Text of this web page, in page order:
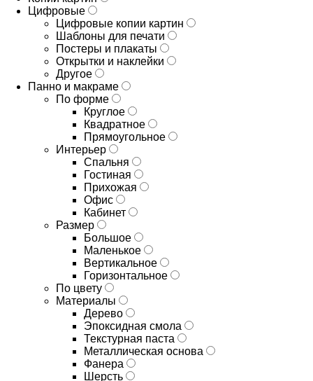
Цифровые
Цифровые копии картин
Шаблоны для печати
Постеры и плакаты
Открытки и наклейки
Другое
Панно и макраме
По форме
Круглое
Квадратное
Прямоугольное
Интерьер
Спальня
Гостиная
Прихожая
Офис
Кабинет
Размер
Большое
Маленькое
Вертикальное
Горизонтальное
По цвету
Материалы
Дерево
Эпоксидная смола
Текстурная паста
Металлическая основа
Фанера
Шерсть